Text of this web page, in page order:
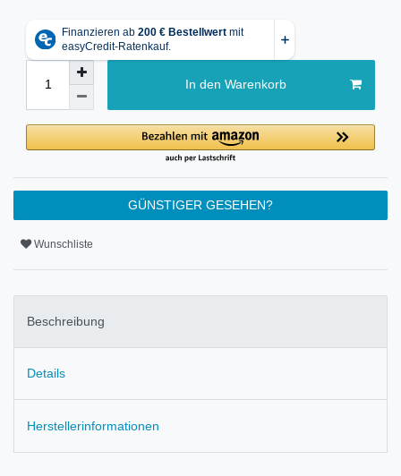
In den Warenkorb
GÜNSTIGER GESEHEN?
Wunschliste
Beschreibung
Details
Herstellerinformationen